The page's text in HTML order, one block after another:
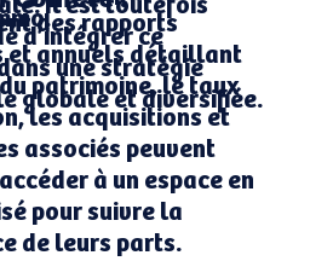
d’intégrer ce
une stratégie
globale et diversifiée.
des rapports
annuels détaillant
patrimoine, le taux
les acquisitions et
associés peuvent
à un espace en
pour suivre la
de leurs parts.